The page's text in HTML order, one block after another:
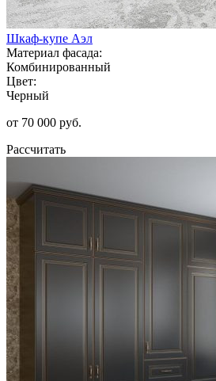
Шкаф-купе Аэл
Материал фасада:
Комбинированный
Цвет:
Черный
от 70 000 руб.
Рассчитать